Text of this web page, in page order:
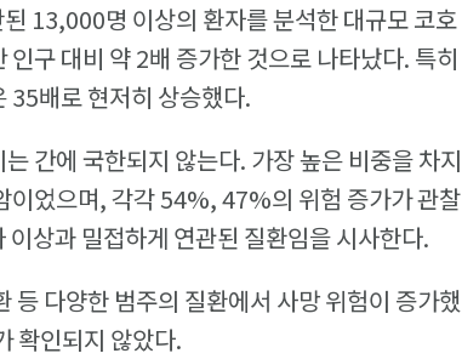
13,000명 이상의 환자를 분석한 대규모 코호
구 대비 약 2배 증가한 것으로 나타났다. 특히
35배로 현저히 상승했다.
간에 국한되지 않는다. 가장 높은 비중을 차지
이었으며, 각각 54%, 47%의 위험 증가가 관찰
상과 밀접하게 연관된 질환임을 시사한다.
다양한 범주의 질환에서 사망 위험이 증가했
확인되지 않았다.